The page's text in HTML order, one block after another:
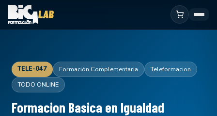
TELE-047 Formación Complementaria
Teleformacion
TODO ONLINE
Formacion Basica en Igualdad